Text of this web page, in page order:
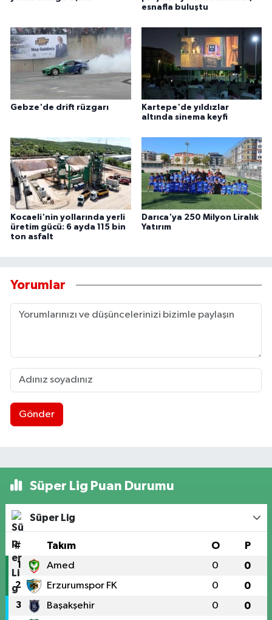
esnafla buluştu
Gebze'de drift rüzgarı
Kartepe'de yıldızlar
altında sinema keyfi
Kocaeli'nin yollarında yerli
üretim gücü: 6 ayda 115 bin
ton asfalt
Darıca'ya 250 Milyon Liralık
Yatırım
Yorumlar
Gönder
Süper Lig Puan Durumu
Süper Lig
# Takım O P
1 Amed 0 0
2 Erzurumspor FK 0 0
3 Başakşehir 0 0